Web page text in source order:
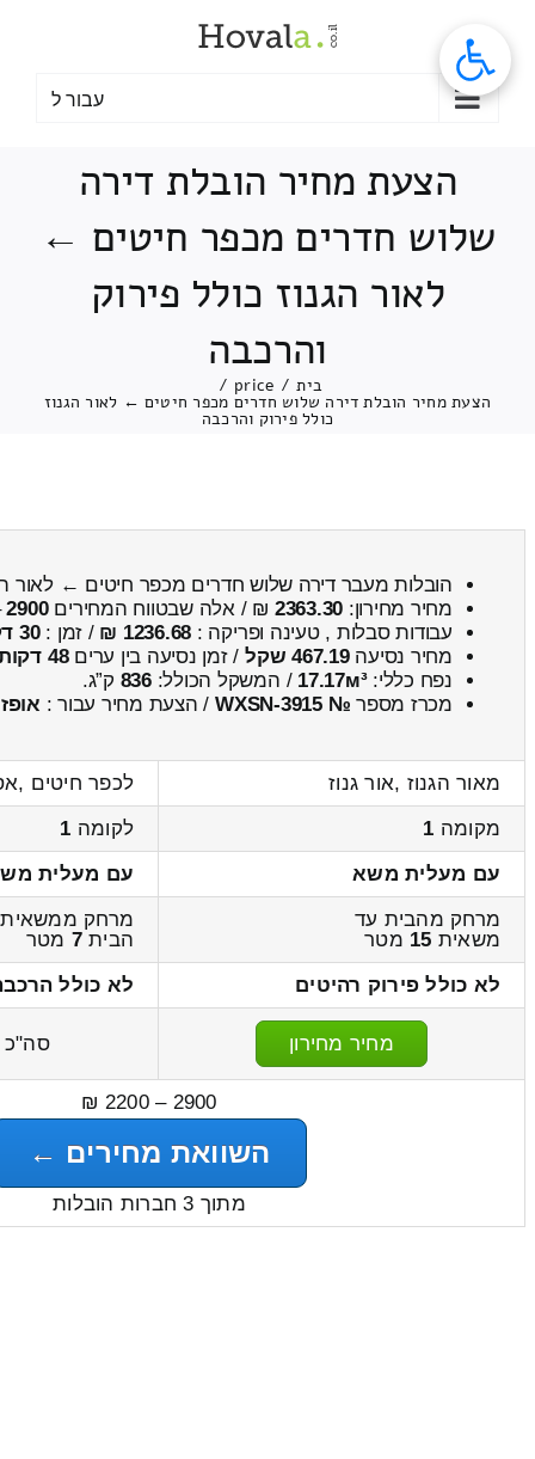
עבור ל
הצעת מחיר הובלת דירה
שלוש חדרים מכפר חיטים ←
לאור הגנוז כולל פירוק
והרכבה
בית /
price
/
הצעת מחיר הובלת דירה שלוש חדרים מכפר חיטים ← לאור הגנוז
כולל פירוק והרכבה
הובלות מעבר דירה שלוש חדרים מכפר חיטים ← לאור
מחיר מחירון: 2363.30 ₪ / אלה שבטווח המחירים2900
עבודות סבלות , טעינה ופריקה : 1236.68 ₪ / זמן :30 דקות 11 שניות
מחיר נסיעה467.19 שקל / זמן נסיעה בין ערים48 דקות
נפח כללי:17.17м³ / המשקל הכולל:836 ק”ג.
מכרז מספר № WXSN-3915 / הצעת מחיר עבור : אופז
מאור הגנוז ,אור גנוז
לכפר חיטים
מקומה 1 לקומה 1
עם מעלית משא
עם מעלית
מרחק מהבית עד
משאית 15 מטר
מרחק
הבית7 מטר
לא כולל פירוק רהיטים
לא כולל
מחיר מחירון
2900 – 2200 ₪
השוואת מחירים ←
מתוך 3 חברות הובלות